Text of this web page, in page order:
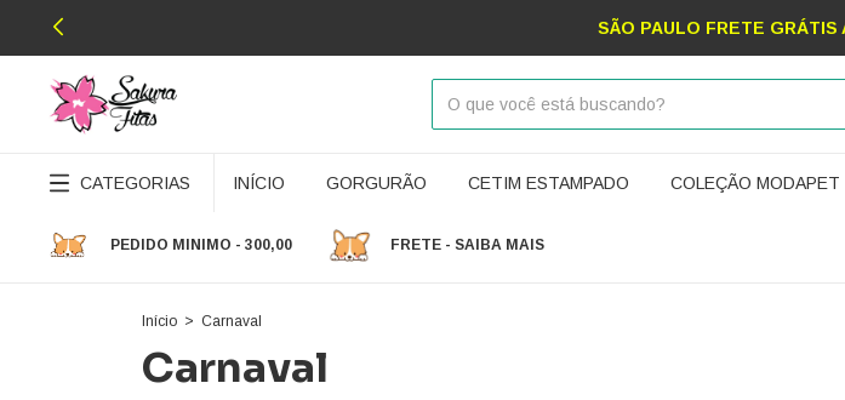
SÃO PAULO FRETE GRÁTIS
CATEGORIAS INÍCIO GORGURÃO CETIM ESTAMPADO COLEÇÃO MODAPET
PEDIDO MINIMO - 300,00 FRETE - SAIBA MAIS
Início > Carnaval
Carnaval